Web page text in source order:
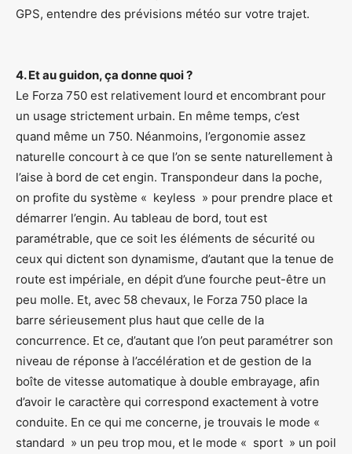
GPS, entendre des prévisions météo sur votre trajet.
4. Et au guidon, ça donne quoi ?
Le Forza 750 est relativement lourd et encombrant pour
un usage strictement urbain. En même temps, c’est
quand même un 750. Néanmoins, l’ergonomie assez
naturelle concourt à ce que l’on se sente naturellement à
l’aise à bord de cet engin. Transpondeur dans la poche,
on profite du système « keyless » pour prendre place et
démarrer l’engin. Au tableau de bord, tout est
paramétrable, que ce soit les éléments de sécurité ou
ceux qui dictent son dynamisme, d’autant que la tenue de
route est impériale, en dépit d’une fourche peut-être un
peu molle. Et, avec 58 chevaux, le Forza 750 place la
barre sérieusement plus haut que celle de la
concurrence. Et ce, d’autant que l’on peut paramétrer son
niveau de réponse à l’accélération et de gestion de la
boîte de vitesse automatique à double embrayage, afin
d’avoir le caractère qui correspond exactement à votre
conduite. En ce qui me concerne, je trouvais le mode «
standard » un peu trop mou, et le mode « sport » un poil